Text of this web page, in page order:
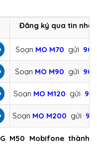
Đăng ký qua tin nhắn
Soạn MO M70 gửi
Soạn MO M90 gửi
Soạn MO M120 gửi
Soạn MO M200 gửi
M50 Mobifone thành